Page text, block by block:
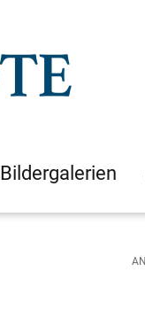
Bildergalerien